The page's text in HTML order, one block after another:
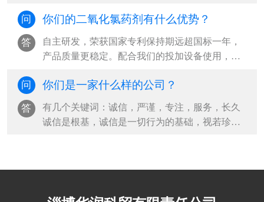
问 你们的二氧化氯药剂有什么优势？
答
自主研发，荣获国家专利保持期远超国标一年，
产品质量更稳定。配合我们的投加设备使用，药
问 你们是一家什么样的公司？
答
有几个关键词：诚信，严谨，专注，服务，长久
诚信是根基，诚信是一切行为的基础，视若珍